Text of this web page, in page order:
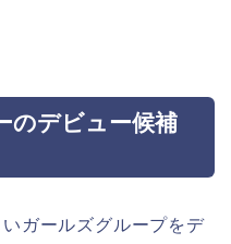
のデビュー候補
ガールズグループをデ